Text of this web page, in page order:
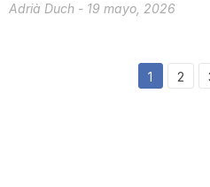
Adrià Duch - 19 mayo, 2026
1 2